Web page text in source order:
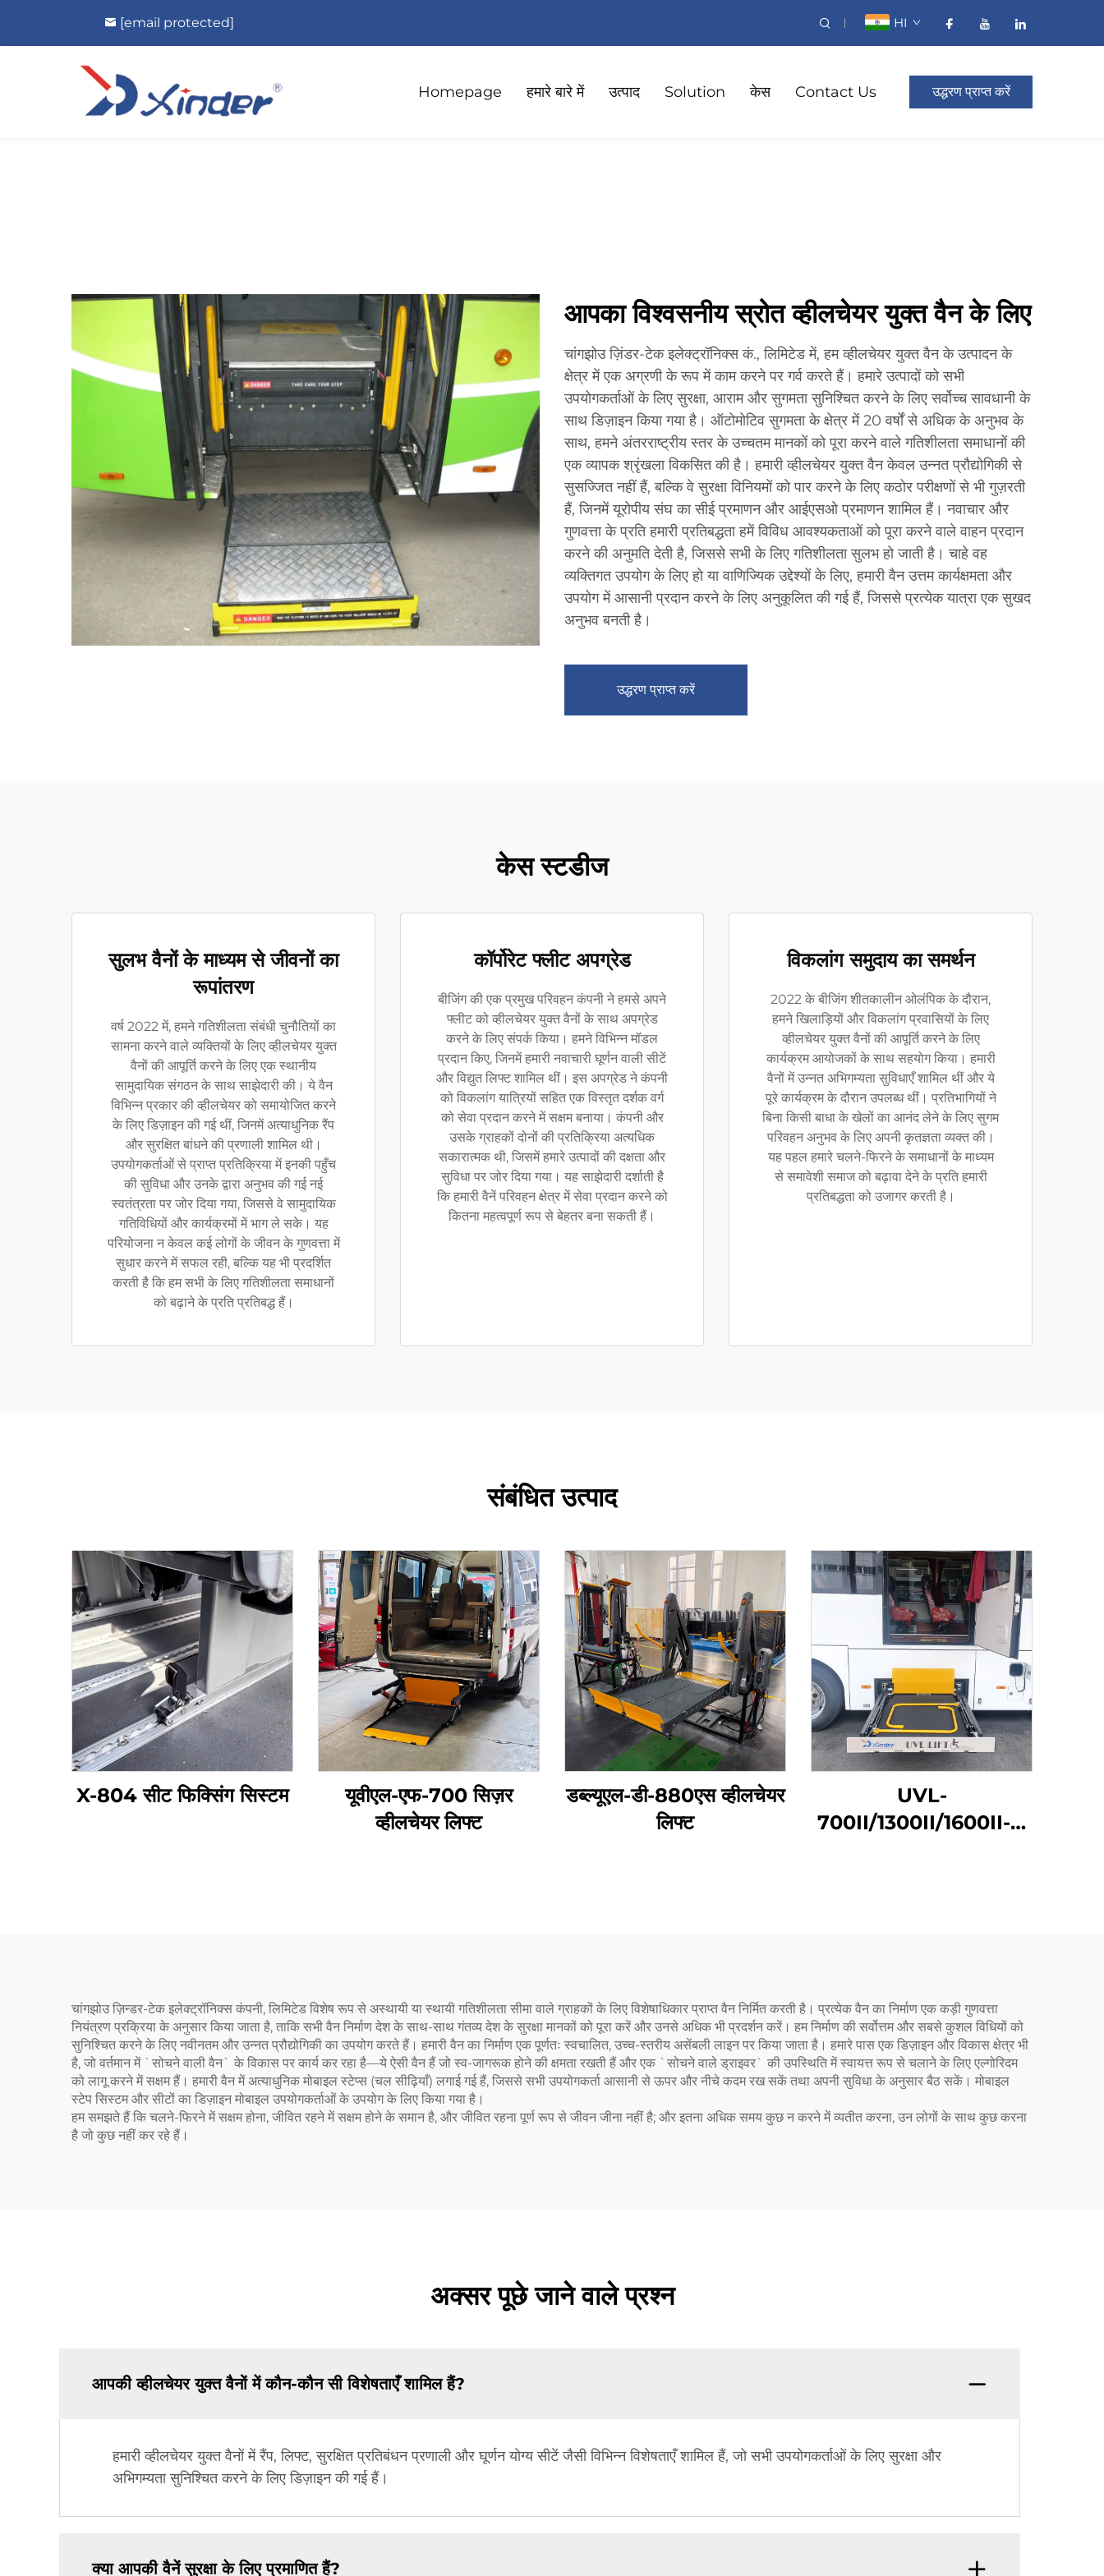
[email protected] HI
Homepage हमारे बारे में उत्पाद Solution केस Contact Us उद्धरण प्राप्त करें
आपका विश्वसनीय स्रोत व्हीलचेयर युक्त वैन के लिए
चांगझोउ ज़िंडर-टेक इलेक्ट्रॉनिक्स कं., लिमिटेड में, हम व्हीलचेयर युक्त वैन के उत्पादन के
क्षेत्र में एक अग्रणी के रूप में काम करने पर गर्व करते हैं। हमारे उत्पादों को सभी
उपयोगकर्ताओं के लिए सुरक्षा, आराम और सुगमता सुनिश्चित करने के लिए सर्वोच्च सावधानी के
साथ डिज़ाइन किया गया है। ऑटोमोटिव सुगमता के क्षेत्र में 20 वर्षों से अधिक के अनुभव के
साथ, हमने अंतरराष्ट्रीय स्तर के उच्चतम मानकों को पूरा करने वाले गतिशीलता समाधानों की
एक व्यापक श्रृंखला विकसित की है। हमारी व्हीलचेयर युक्त वैन केवल उन्नत प्रौद्योगिकी से
सुसज्जित नहीं हैं, बल्कि वे सुरक्षा विनियमों को पार करने के लिए कठोर परीक्षणों से भी गुज़रती
हैं, जिनमें यूरोपीय संघ का सीई प्रमाणन और आईएसओ प्रमाणन शामिल हैं। नवाचार और
गुणवत्ता के प्रति हमारी प्रतिबद्धता हमें विविध आवश्यकताओं को पूरा करने वाले वाहन प्रदान
करने की अनुमति देती है, जिससे सभी के लिए गतिशीलता सुलभ हो जाती है। चाहे वह
व्यक्तिगत उपयोग के लिए हो या वाणिज्यिक उद्देश्यों के लिए, हमारी वैन उत्तम कार्यक्षमता और
उपयोग में आसानी प्रदान करने के लिए अनुकूलित की गई हैं, जिससे प्रत्येक यात्रा एक सुखद
अनुभव बनती है।
उद्धरण प्राप्त करें
केस स्टडीज
सुलभ वैनों के माध्यम से जीवनों का
रूपांतरण
वर्ष 2022 में, हमने गतिशीलता संबंधी चुनौतियों का
सामना करने वाले व्यक्तियों के लिए व्हीलचेयर युक्त
वैनों की आपूर्ति करने के लिए एक स्थानीय
सामुदायिक संगठन के साथ साझेदारी की। ये वैन
विभिन्न प्रकार की व्हीलचेयर को समायोजित करने
के लिए डिज़ाइन की गई थीं, जिनमें अत्याधुनिक रैंप
और सुरक्षित बांधने की प्रणाली शामिल थी।
उपयोगकर्ताओं से प्राप्त प्रतिक्रिया में इनकी पहुँच
की सुविधा और उनके द्वारा अनुभव की गई नई
स्वतंत्रता पर जोर दिया गया, जिससे वे सामुदायिक
गतिविधियों और कार्यक्रमों में भाग ले सके। यह
परियोजना न केवल कई लोगों के जीवन के गुणवत्ता में
सुधार करने में सफल रही, बल्कि यह भी प्रदर्शित
करती है कि हम सभी के लिए गतिशीलता समाधानों
को बढ़ाने के प्रति प्रतिबद्ध हैं।
कॉर्पोरेट फ्लीट अपग्रेड
बीजिंग की एक प्रमुख परिवहन कंपनी ने हमसे अपने
फ्लीट को व्हीलचेयर युक्त वैनों के साथ अपग्रेड
करने के लिए संपर्क किया। हमने विभिन्न मॉडल
प्रदान किए, जिनमें हमारी नवाचारी घूर्णन वाली सीटें
और विद्युत लिफ्ट शामिल थीं। इस अपग्रेड ने कंपनी
को विकलांग यात्रियों सहित एक विस्तृत दर्शक वर्ग
को सेवा प्रदान करने में सक्षम बनाया। कंपनी और
उसके ग्राहकों दोनों की प्रतिक्रिया अत्यधिक
सकारात्मक थी, जिसमें हमारे उत्पादों की दक्षता और
सुविधा पर जोर दिया गया। यह साझेदारी दर्शाती है
कि हमारी वैनें परिवहन क्षेत्र में सेवा प्रदान करने को
कितना महत्वपूर्ण रूप से बेहतर बना सकती हैं।
विकलांग समुदाय का समर्थन
2022 के बीजिंग शीतकालीन ओलंपिक के दौरान,
हमने खिलाड़ियों और विकलांग प्रवासियों के लिए
व्हीलचेयर युक्त वैनों की आपूर्ति करने के लिए
कार्यक्रम आयोजकों के साथ सहयोग किया। हमारी
वैनों में उन्नत अभिगम्यता सुविधाएँ शामिल थीं और ये
पूरे कार्यक्रम के दौरान उपलब्ध थीं। प्रतिभागियों ने
बिना किसी बाधा के खेलों का आनंद लेने के लिए सुगम
परिवहन अनुभव के लिए अपनी कृतज्ञता व्यक्त की।
यह पहल हमारे चलने-फिरने के समाधानों के माध्यम
से समावेशी समाज को बढ़ावा देने के प्रति हमारी
प्रतिबद्धता को उजागर करती है।
संबंधित उत्पाद
X-804 सीट फिक्सिंग सिस्टम
यूवीएल-एफ-700 सिज़र
व्हीलचेयर लिफ्ट
डब्ल्यूएल-डी-880एस व्हीलचेयर
लिफ्ट
UVL-
700II/1300II/1600II-H
चांगझोउ ज़िन्डर-टेक इलेक्ट्रॉनिक्स कंपनी, लिमिटेड विशेष रूप से अस्थायी या स्थायी गतिशीलता सीमा वाले ग्राहकों के लिए विशेषाधिकार प्राप्त वैन निर्मित करती है। प्रत्येक वैन का निर्माण एक कड़ी गुणवत्ता
नियंत्रण प्रक्रिया के अनुसार किया जाता है, ताकि सभी वैन निर्माण देश के साथ-साथ गंतव्य देश के सुरक्षा मानकों को पूरा करें और उनसे अधिक भी प्रदर्शन करें। हम निर्माण की सर्वोत्तम और सबसे कुशल विधियों को
सुनिश्चित करने के लिए नवीनतम और उन्नत प्रौद्योगिकी का उपयोग करते हैं। हमारी वैन का निर्माण एक पूर्णतः स्वचालित, उच्च-स्तरीय असेंबली लाइन पर किया जाता है। हमारे पास एक डिज़ाइन और विकास क्षेत्र भी
है, जो वर्तमान में `सोचने वाली वैन` के विकास पर कार्य कर रहा है—ये ऐसी वैन हैं जो स्व-जागरूक होने की क्षमता रखती हैं और एक `सोचने वाले ड्राइवर` की उपस्थिति में स्वायत्त रूप से चलाने के लिए एल्गोरिदम
को लागू करने में सक्षम हैं। हमारी वैन में अत्याधुनिक मोबाइल स्टेप्स (चल सीढ़ियाँ) लगाई गई हैं, जिससे सभी उपयोगकर्ता आसानी से ऊपर और नीचे कदम रख सकें तथा अपनी सुविधा के अनुसार बैठ सकें। मोबाइल
स्टेप सिस्टम और सीटों का डिज़ाइन मोबाइल उपयोगकर्ताओं के उपयोग के लिए किया गया है।
हम समझते हैं कि चलने-फिरने में सक्षम होना, जीवित रहने में सक्षम होने के समान है, और जीवित रहना पूर्ण रूप से जीवन जीना नहीं है; और इतना अधिक समय कुछ न करने में व्यतीत करना, उन लोगों के साथ कुछ करना
है जो कुछ नहीं कर रहे हैं।
अक्सर पूछे जाने वाले प्रश्न
आपकी व्हीलचेयर युक्त वैनों में कौन-कौन सी विशेषताएँ शामिल हैं?
हमारी व्हीलचेयर युक्त वैनों में रैंप, लिफ्ट, सुरक्षित प्रतिबंधन प्रणाली और घूर्णन योग्य सीटें जैसी विभिन्न विशेषताएँ शामिल हैं, जो सभी उपयोगकर्ताओं के लिए सुरक्षा और
अभिगम्यता सुनिश्चित करने के लिए डिज़ाइन की गई हैं।
क्या आपकी वैनें सुरक्षा के लिए प्रमाणित हैं?